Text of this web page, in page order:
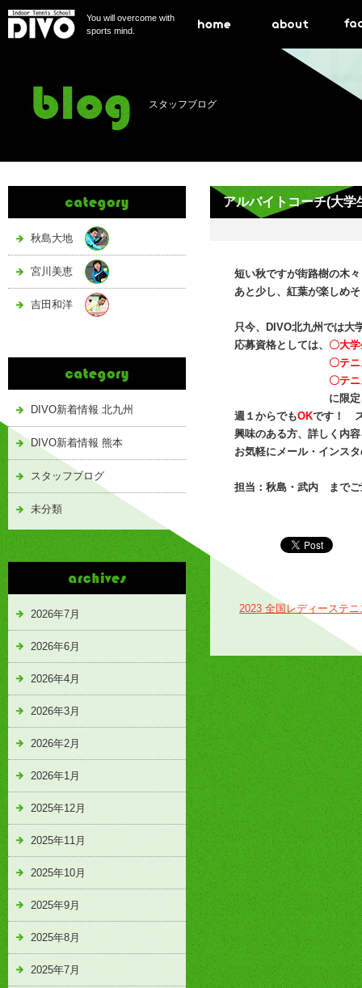
You will overcome with
sports mind.
スタッフブログ
アルバイトコーチ(大学
短い秋ですが街路樹の木
あと少し、紅葉が楽しめ
只今、DIVO北九州では大
応募資格としては、 〇大
〇テ
〇テ
に限定させて
週１からでもOKです！
興味のある方、詳しく内
お気軽にメール・インス
担当：秋島・武内 までご
2023 全国レディーステ
秋島大地
宮川美恵
吉田和洋
DIVO新着情報 北九州
DIVO新着情報 熊本
スタッフブログ
未分類
2026年7月
2026年6月
2026年4月
2026年3月
2026年2月
2026年1月
2025年12月
2025年11月
2025年10月
2025年9月
2025年8月
2025年7月